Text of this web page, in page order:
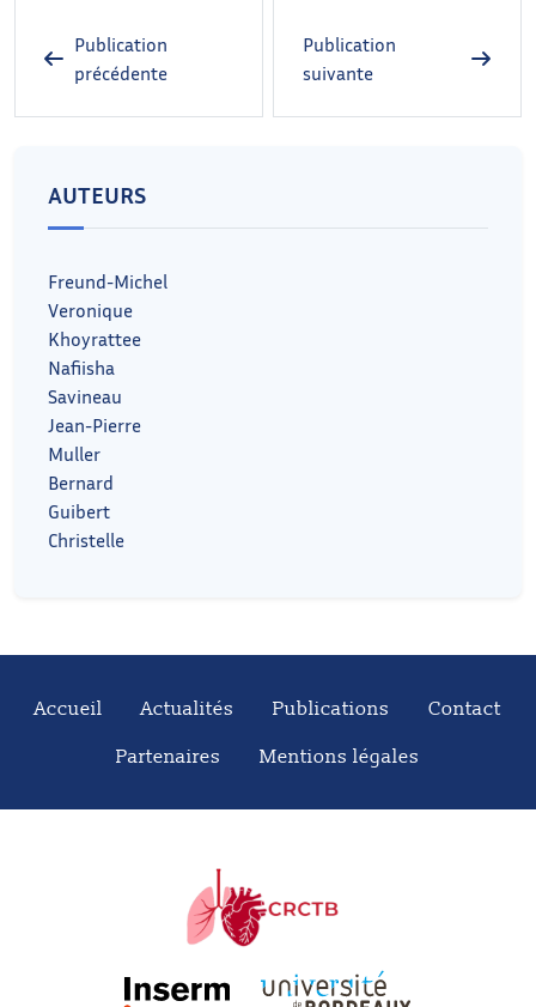
Publication
précédente
Publication
suivante
AUTEURS
Freund-Michel
Veronique
Khoyrattee
Nafiisha
Savineau
Jean-Pierre
Muller
Bernard
Guibert
Christelle
Accueil Actualités Publications
Contact
Partenaires
Mentions légales